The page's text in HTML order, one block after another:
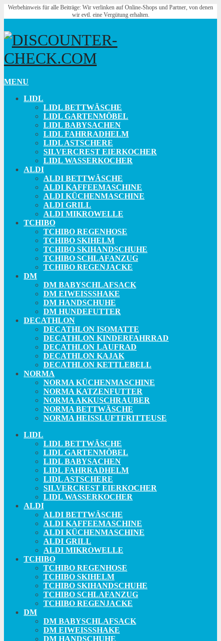
Werbehinweis für alle Beiträge: Wir verlinken auf Online-Shops und Partner, von denen
wir evtl. eine Vergütung erhalten.
MENU
LIDL
LIDL BETTWÄSCHE
LIDL GARTENMÖBEL
LIDL BABYSACHEN
LIDL FAHRRADHELM
LIDL ASTSCHERE
SILVERCREST EIERKOCHER
LIDL WASSERKOCHER
ALDI
ALDI BETTWÄSCHE
ALDI KAFFEEMASCHINE
ALDI KÜCHENMASCHINE
ALDI GRILL
ALDI MIKROWELLE
TCHIBO
TCHIBO REGENHOSE
TCHIBO SKIHELM
TCHIBO SKIHANDSCHUHE
TCHIBO SCHLAFANZUG
TCHIBO REGENJACKE
DM
DM BABYSCHLAFSACK
DM EIWEISSSHAKE
DM HANDSCHUHE
DM HUNDEFUTTER
DECATHLON
DECATHLON ISOMATTE
DECATHLON KINDERFAHRRAD
DECATHLON LAUFRAD
DECATHLON KAJAK
DECATHLON KETTLEBELL
NORMA
NORMA KÜCHENMASCHINE
NORMA KATZENFUTTER
NORMA AKKUSCHRAUBER
NORMA BETTWÄSCHE
NORMA HEISSLUFTFRITTEUSE
LIDL
LIDL BETTWÄSCHE
LIDL GARTENMÖBEL
LIDL BABYSACHEN
LIDL FAHRRADHELM
LIDL ASTSCHERE
SILVERCREST EIERKOCHER
LIDL WASSERKOCHER
ALDI
ALDI BETTWÄSCHE
ALDI KAFFEEMASCHINE
ALDI KÜCHENMASCHINE
ALDI GRILL
ALDI MIKROWELLE
TCHIBO
TCHIBO REGENHOSE
TCHIBO SKIHELM
TCHIBO SKIHANDSCHUHE
TCHIBO SCHLAFANZUG
TCHIBO REGENJACKE
DM
DM BABYSCHLAFSACK
DM EIWEISSSHAKE
DM HANDSCHUHE